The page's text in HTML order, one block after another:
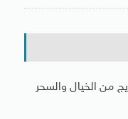
من الخيال والسحر